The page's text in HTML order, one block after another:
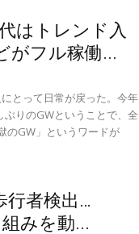
ラ
ボ
はトレンド入
がフル稼働...
とって日常が戻った。今年
りのGWということで、全
のGW」というワードが
行者検出…
みを動...